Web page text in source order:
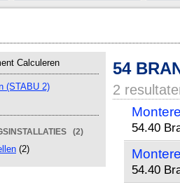
Calculeren
(STABU 2)
(2)
(2)
54
2
54.40
54.40